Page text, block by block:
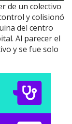
de un colectivo
y colisionó
del centro
Al parecer el
y se fue solo